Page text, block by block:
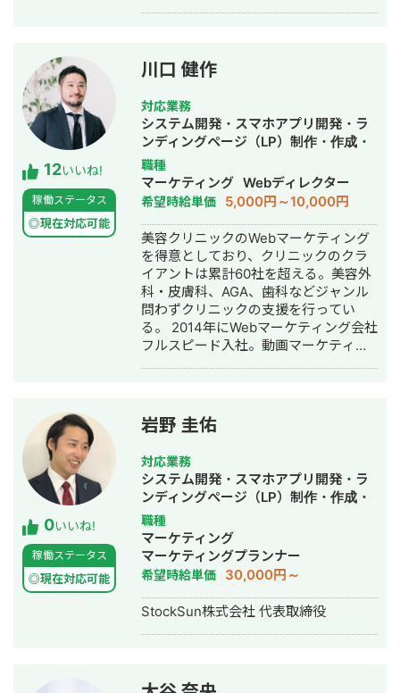
ンス名鑑、マッチングアプリのフェリ
恋、年収チャンネルの転職者と企業の
マッチングサービスである年収スカウ
トなど数十のサービスを1人でサクっと
開発。近年はChatGPTを用いたチャッ
トボットやパワポスライド自動生成シ
ステム等、AIを活用したシステムも多
数開発している。 チームを組んで複数
人で開発すると品質が落ちやすいた
め、要件定義からプログラミング含め
自身1人で全て完結することにより、１
つ１つのシステムの品質にこだわって
開発する方針をとっている。開発速度
も早く、品質の良いサービスを最速か
つ他より安い価格で開発できる。 得意
領域はAI開発・Web開発・スマホアプ
リ・社内システムなどITシステム全般
の開発。 インタビュー記事はこちら
12いいね!
稼働ステータス
◎現在対応可能
川口 健作
対応業務
システム開発・スマホアプリ開発・ラ
ンディングページ（LP）制作・作成・
Youtubeチャンネル運営代行・立ち上
げ・ECサイト構築・ネットショップ作
成代行・SEO対策・新規事業立上・
SNS運用代行・記事作成代行・ライテ
ィング・ホームページ制作・作成・バ
ナー制作・デザイン・ロゴデザイン・
作成・リスティング広告運用代行・オ
ウンドメディア制作・構築・運用代
行・動画制作・動画編集・営業代行
職種
マーケティング Webディレクター
希望時給単価 5,000円～10,000円
美容クリニックのWebマーケティング
を得意としており、クリニックのクラ
イアントは累計60社を超える。美容外
科・皮膚科、AGA、歯科などジャンル
問わずクリニックの支援を行ってい
る。 2014年にWebマーケティング会社
フルスピード入社。動画マーケティン
独立。 独立後はフリーランスとなり、
フロントエンドエンジニア兼総合Web
マーケターとして活動。現在はWebコ
ンサルティング会社を創設し、法人と
してStockSunに参画。
0いいね!
稼働ステータス
◎現在対応可能
岩野 圭佑
対応業務
システム開発・スマホアプリ開発・ラ
ンディングページ（LP）制作・作成・
Youtubeチャンネル運営代行・立ち上
げ・ECサイト構築・ネットショップ作
成代行・SEO対策・新規事業立上・
SNS運用代行・ホームページ制作・作
成・リスティング広告運用代行・動画
制作・動画編集
職種
マーケティング
マーケティングプランナー
希望時給単価 30,000円～
StockSun株式会社 代表取締役